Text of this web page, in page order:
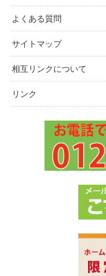
よくある質問
サイトマップ
相互リンクについて
リンク